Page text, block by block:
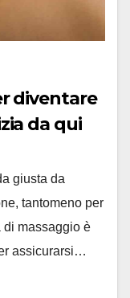
diventare
da qui
giusta da
tantomeno per
di massaggio è
assicurarsi…